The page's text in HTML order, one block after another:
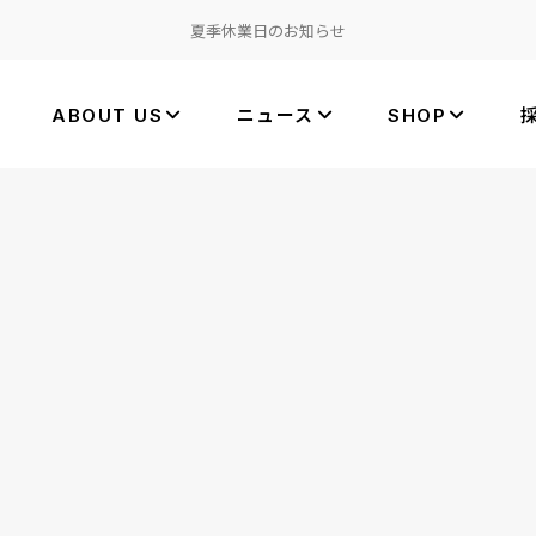
夏季休業日のお知らせ
ABOUT US ニュース SHOP